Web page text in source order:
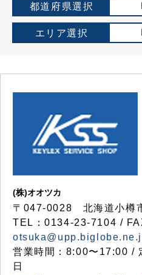
都道府県選択
エリア選択
(株)オオツカ
〒047-0028 北海道小樽
TEL：0134-23-7104 /
営業時間：8:00〜17:00 /
日